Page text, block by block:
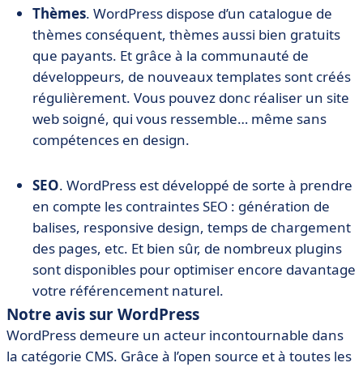
Thèmes. WordPress dispose d’un catalogue de
thèmes conséquent, thèmes aussi bien gratuits
que payants. Et grâce à la communauté de
développeurs, de nouveaux templates sont créés
régulièrement. Vous pouvez donc réaliser un site
web soigné, qui vous ressemble… même sans
compétences en design.
SEO. WordPress est développé de sorte à prendre
en compte les contraintes SEO : génération de
balises, responsive design, temps de chargement
des pages, etc. Et bien sûr, de nombreux plugins
sont disponibles pour optimiser encore davantage
votre référencement naturel.
Notre avis sur WordPress
WordPress demeure un acteur incontournable dans
la catégorie CMS. Grâce à l’open source et à toutes les